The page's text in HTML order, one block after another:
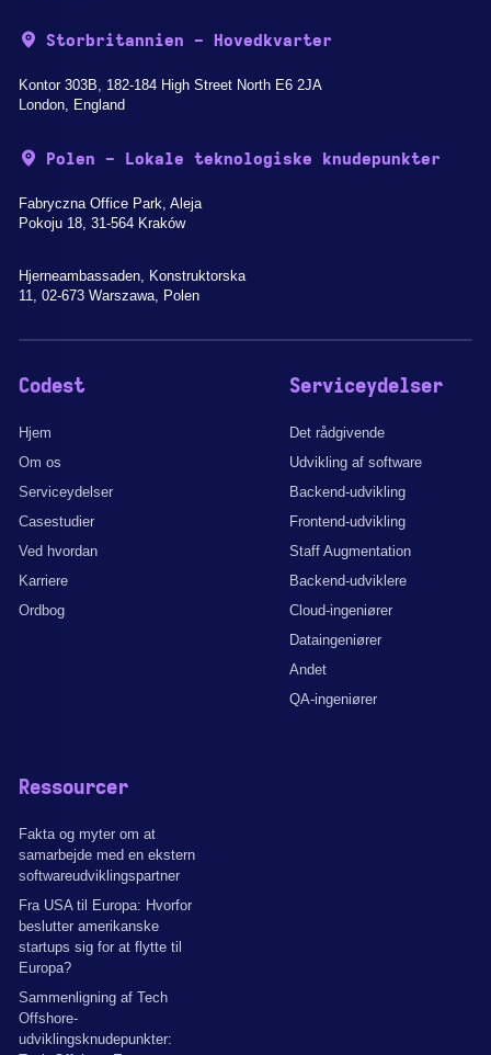
Storbritannien - Hovedkvarter
Kontor 303B, 182-184 High Street North E6 2JA
London, England
Polen - Lokale teknologiske knudepunkter
Fabryczna Office Park, Aleja
Pokoju 18, 31-564 Kraków
Hjerneambassaden, Konstruktorska
11, 02-673 Warszawa, Polen
Codest
Hjem
Om os
Serviceydelser
Casestudier
Ved hvordan
Karriere
Ordbog
Serviceydelser
Det rådgivende
Udvikling af software
Backend-udvikling
Frontend-udvikling
Staff Augmentation
Backend-udviklere
Cloud-ingeniører
Dataingeniører
Andet
QA-ingeniører
Ressourcer
Fakta og myter om at
samarbejde med en ekstern
softwareudviklingspartner
Fra USA til Europa: Hvorfor
beslutter amerikanske
startups sig for at flytte til
Europa?
Sammenligning af Tech
Offshore-
udviklingsknudepunkter: